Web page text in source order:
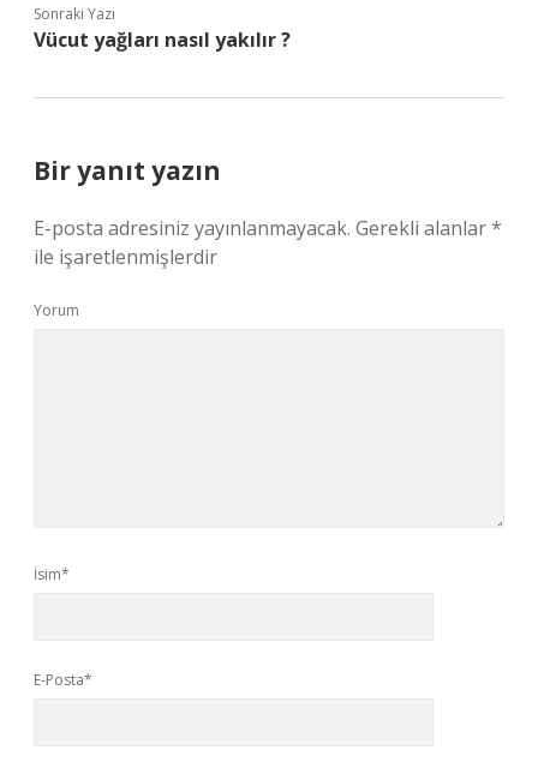
Sonraki Yazı
Vücut yağları nasıl yakılır ?
Bir yanıt yazın
E-posta adresiniz yayınlanmayacak. Gerekli alanlar*
ile işaretlenmişlerdir
Yorum
İsim*
E-Posta*